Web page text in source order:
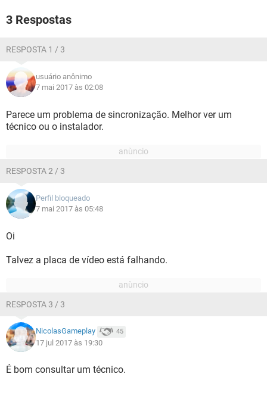
3 Respostas
RESPOSTA 1 / 3
usuário anônimo
7 mai 2017 às 02:08
Parece um problema de sincronização. Melhor ver um
técnico ou o instalador.
RESPOSTA 2 / 3
Perfil bloqueado
7 mai 2017 às 05:48
Oi
Talvez a placa de vídeo está falhando.
RESPOSTA 3 / 3
NicolasGameplay 45
17 jul 2017 às 19:30
É bom consultar um técnico.